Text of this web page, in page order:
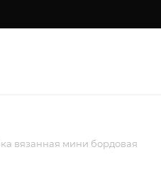
вязанная мини бордовая